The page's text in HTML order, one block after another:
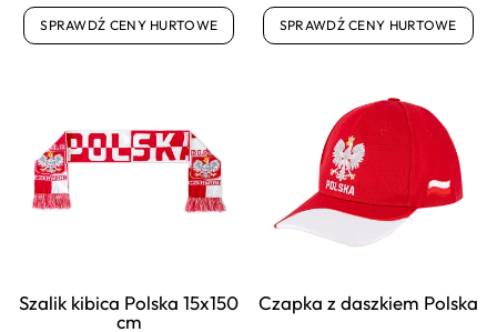
SPRAWDŹ CENY HURTOWE SPRAWDŹ CENY HURTOWE
Szalik kibica Polska 15x150
cm
Czapka z daszkiem Polska